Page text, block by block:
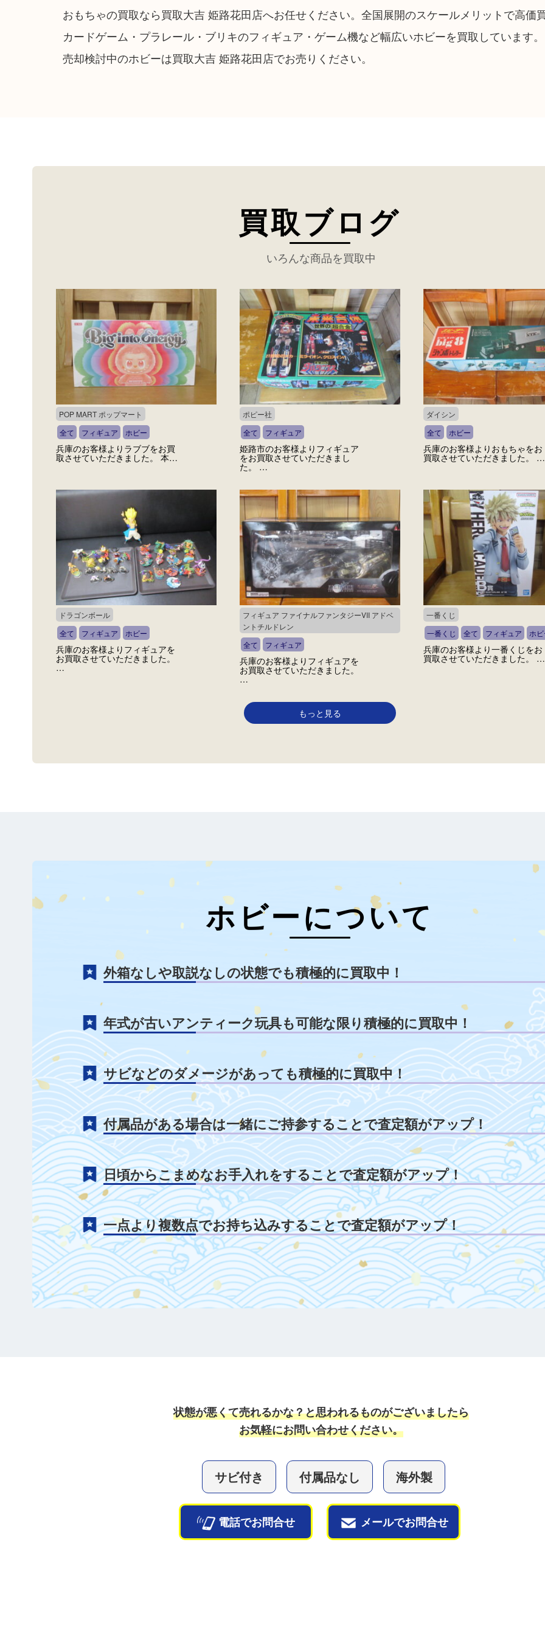
おもちゃの買取なら買取大吉 姫路花田店へお任せください。全国展開のスケールメリットで高価
カードゲーム・プラレール・ブリキのフィギュア・ゲーム機など幅広いホビーを買取しています。
売却検討中のホビーは買取大吉 姫路花田店でお売りください。
買取ブログ
いろんな商品を買取中
POP MART ポップマート
全て
フィギュア ホビー
兵庫のお客様よりラブブをお買
取させていただきました。 本…
ポピー社
全て
フィギュア
姫路市のお客様よりフィギュア
をお買取させていただきまし
た。 …
ダイシン
全て
ホビー
兵庫のお客様よりおもちゃをお
買取させていただきました。 …
ドラゴンボール
全て
フィギュア ホビー
兵庫のお客様よりフィギュアを
お買取させていただきました。
…
フィギュア ファイナルファンタジーVII アドベ
ントチルドレン
全て
フィギュア
兵庫のお客様よりフィギュアを
お買取させていただきました。
…
一番くじ
一番くじ
全て フィギュア ホ
兵庫のお客様より一番くじをお
買取させていただきました。 …
もっと見る
ホビーについて
外箱なしや取説なしの状態でも積極的に買取中！
年式が古いアンティーク玩具も可能な限り積極的に買取中！
サビなどのダメージがあっても積極的に買取中！
付属品がある場合は一緒にご持参することで査定額がアップ！
日頃からこまめなお手入れをすることで査定額がアップ！
一点より複数点でお持ち込みすることで査定額がアップ！
状態が悪くて売れるかな？と思われるものがございましたら
お気軽にお問い合わせください。
サビ付き 付属品なし 海外製
電話でお問合せ メールでお問合せ